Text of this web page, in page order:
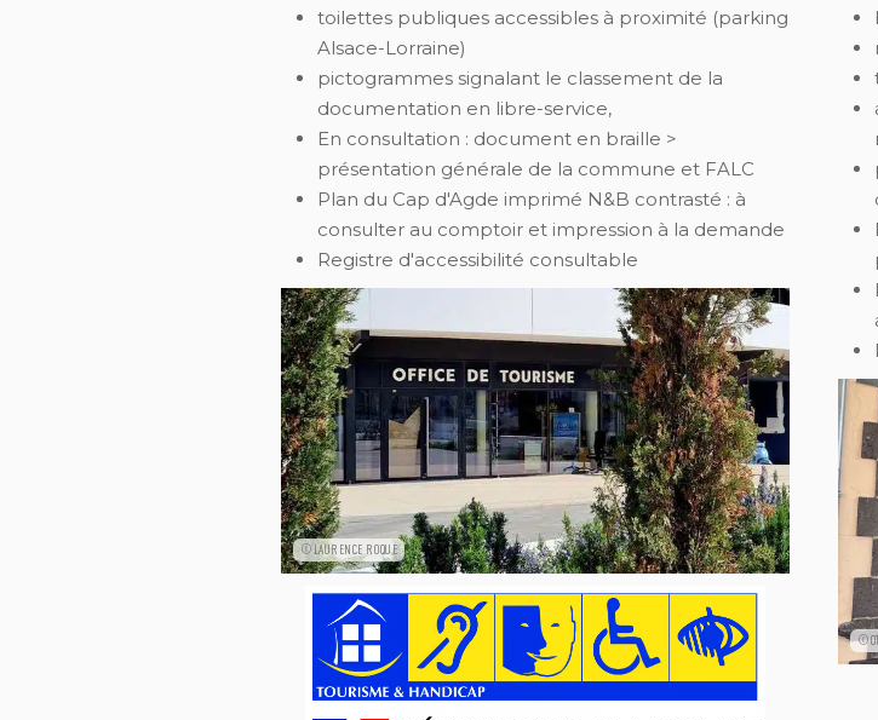
toilettes publiques accessibles à proximité (parking
Alsace-Lorraine)
pictogrammes signalant le classement de la
documentation en libre-service,
En consultation : document en braille >
présentation générale de la commune et FALC
Plan du Cap d'Agde imprimé N&B contrasté : à
consulter au comptoir et impression à la demande
Registre d'accessibilité consultable
©LAURENCE ROQUE